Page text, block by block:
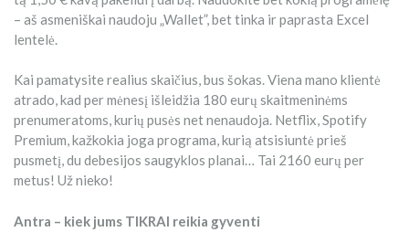
– aš asmeniškai naudoju „Wallet”, bet tinka ir paprasta Excel
lentelė.
Kai pamatysite realius skaičius, bus šokas. Viena mano klientė
atrado, kad per mėnesį išleidžia 180 eurų skaitmeninėms
prenumeratoms, kurių pusės net nenaudoja. Netflix, Spotify
Premium, kažkokia joga programa, kurią atsisiuntė prieš
pusmetį, du debesijos saugyklos planai… Tai 2160 eurų per
metus! Už nieko!
Antra – kiek jums TIKRAI reikia gyventi